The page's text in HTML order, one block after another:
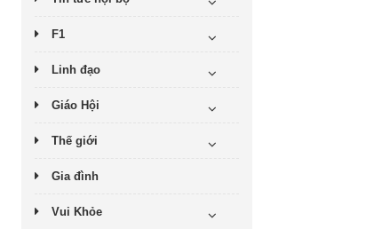
F1
Linh đạo
Giáo Hội
Thế giới
Gia đình
Vui Khỏe